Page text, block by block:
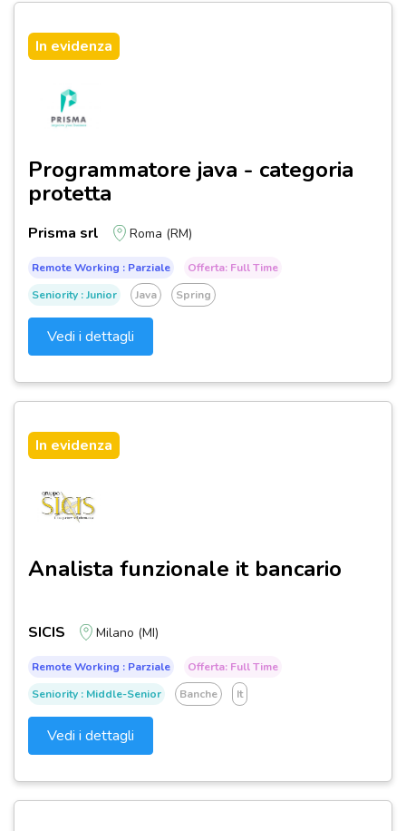
In evidenza
Programmatore java - categoria
protetta
Prisma srl Roma (RM)
Remote Working : Parziale
Offerta: Full Time
Seniority : Junior
Java Spring
Vedi i dettagli
In evidenza
Analista funzionale it bancario
SICIS Milano (MI)
Remote Working : Parziale
Offerta: Full Time
Seniority : Middle-Senior
Banche It
Vedi i dettagli